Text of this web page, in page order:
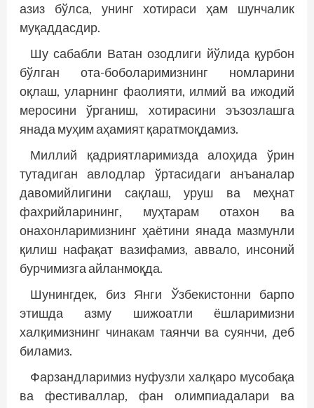
азиз бўлса, унинг хотираси ҳам шунчалик
муқаддасдир.
Шу сабабли Ватан озодлиги йўлида қурбон
бўлган ота-боболаримизнинг номларини
оқлаш, уларнинг фаолияти, илмий ва ижодий
меросини ўрганиш, хотирасини эъзозлашга
янада муҳим аҳамият қаратмоқдамиз.
Миллий қадриятларимизда алоҳида ўрин
тутадиган авлодлар ўртасидаги анъаналар
давомийлигини сақлаш, уруш ва меҳнат
фахрийларининг, муҳтарам отахон ва
онахонларимизнинг ҳаётини янада мазмунли
қилиш нафақат вазифамиз, аввало, инсоний
бурчимизга айланмоқда.
Шунингдек, биз Янги Ўзбекистонни барпо
этишда азму шижоатли ёшларимизни
халқимизнинг чинакам таянчи ва суянчи, деб
биламиз.
Фарзандларимиз нуфузли халқаро мусобақа
ва фестиваллар, фан олимпиадалари ва